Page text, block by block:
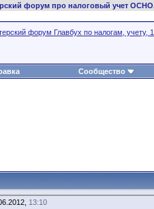
форум про налоговый учет
форум Главбух по налогам, учету,
Сообщество
13:10